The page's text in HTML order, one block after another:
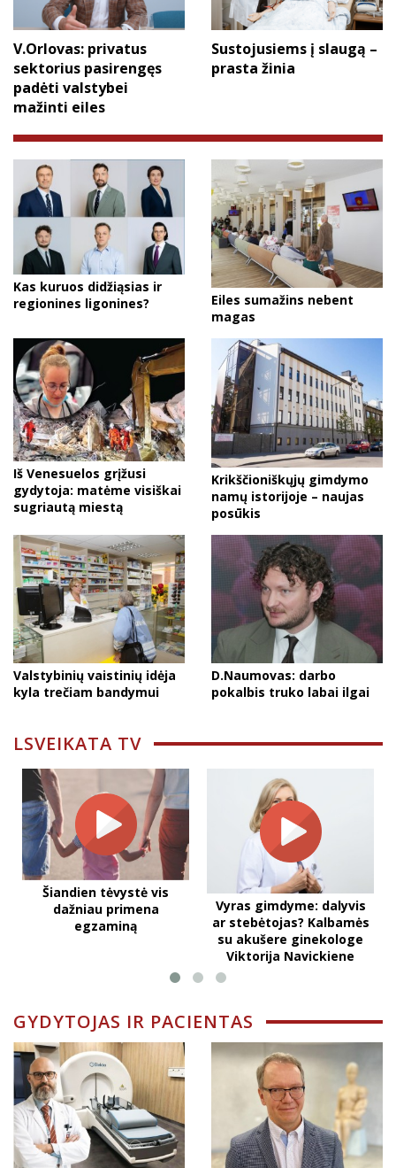
V.Orlovas: privatus
sektorius pasirengęs
padėti valstybei
mažinti eiles
Sustojusiems į slaugą –
prasta žinia
Kas kuruos didžiąsias ir
regionines ligonines?
Eiles sumažins nebent
magas
Iš Venesuelos grįžusi
gydytoja: matėme visiškai
sugriautą miestą
Krikščioniškųjų gimdymo
namų istorijoje – naujas
posūkis
Valstybinių vaistinių idėja
kyla trečiam bandymui
D.Naumovas: darbo
pokalbis truko labai ilgai
LSVEIKATA TV
Šiandien tėvystė vis
dažniau primena
egzaminą
Vyras gimdyme: dalyvis
ar stebėtojas? Kalbamės
su akušere ginekologe
Viktorija Navickiene
GYDYTOJAS IR PACIENTAS